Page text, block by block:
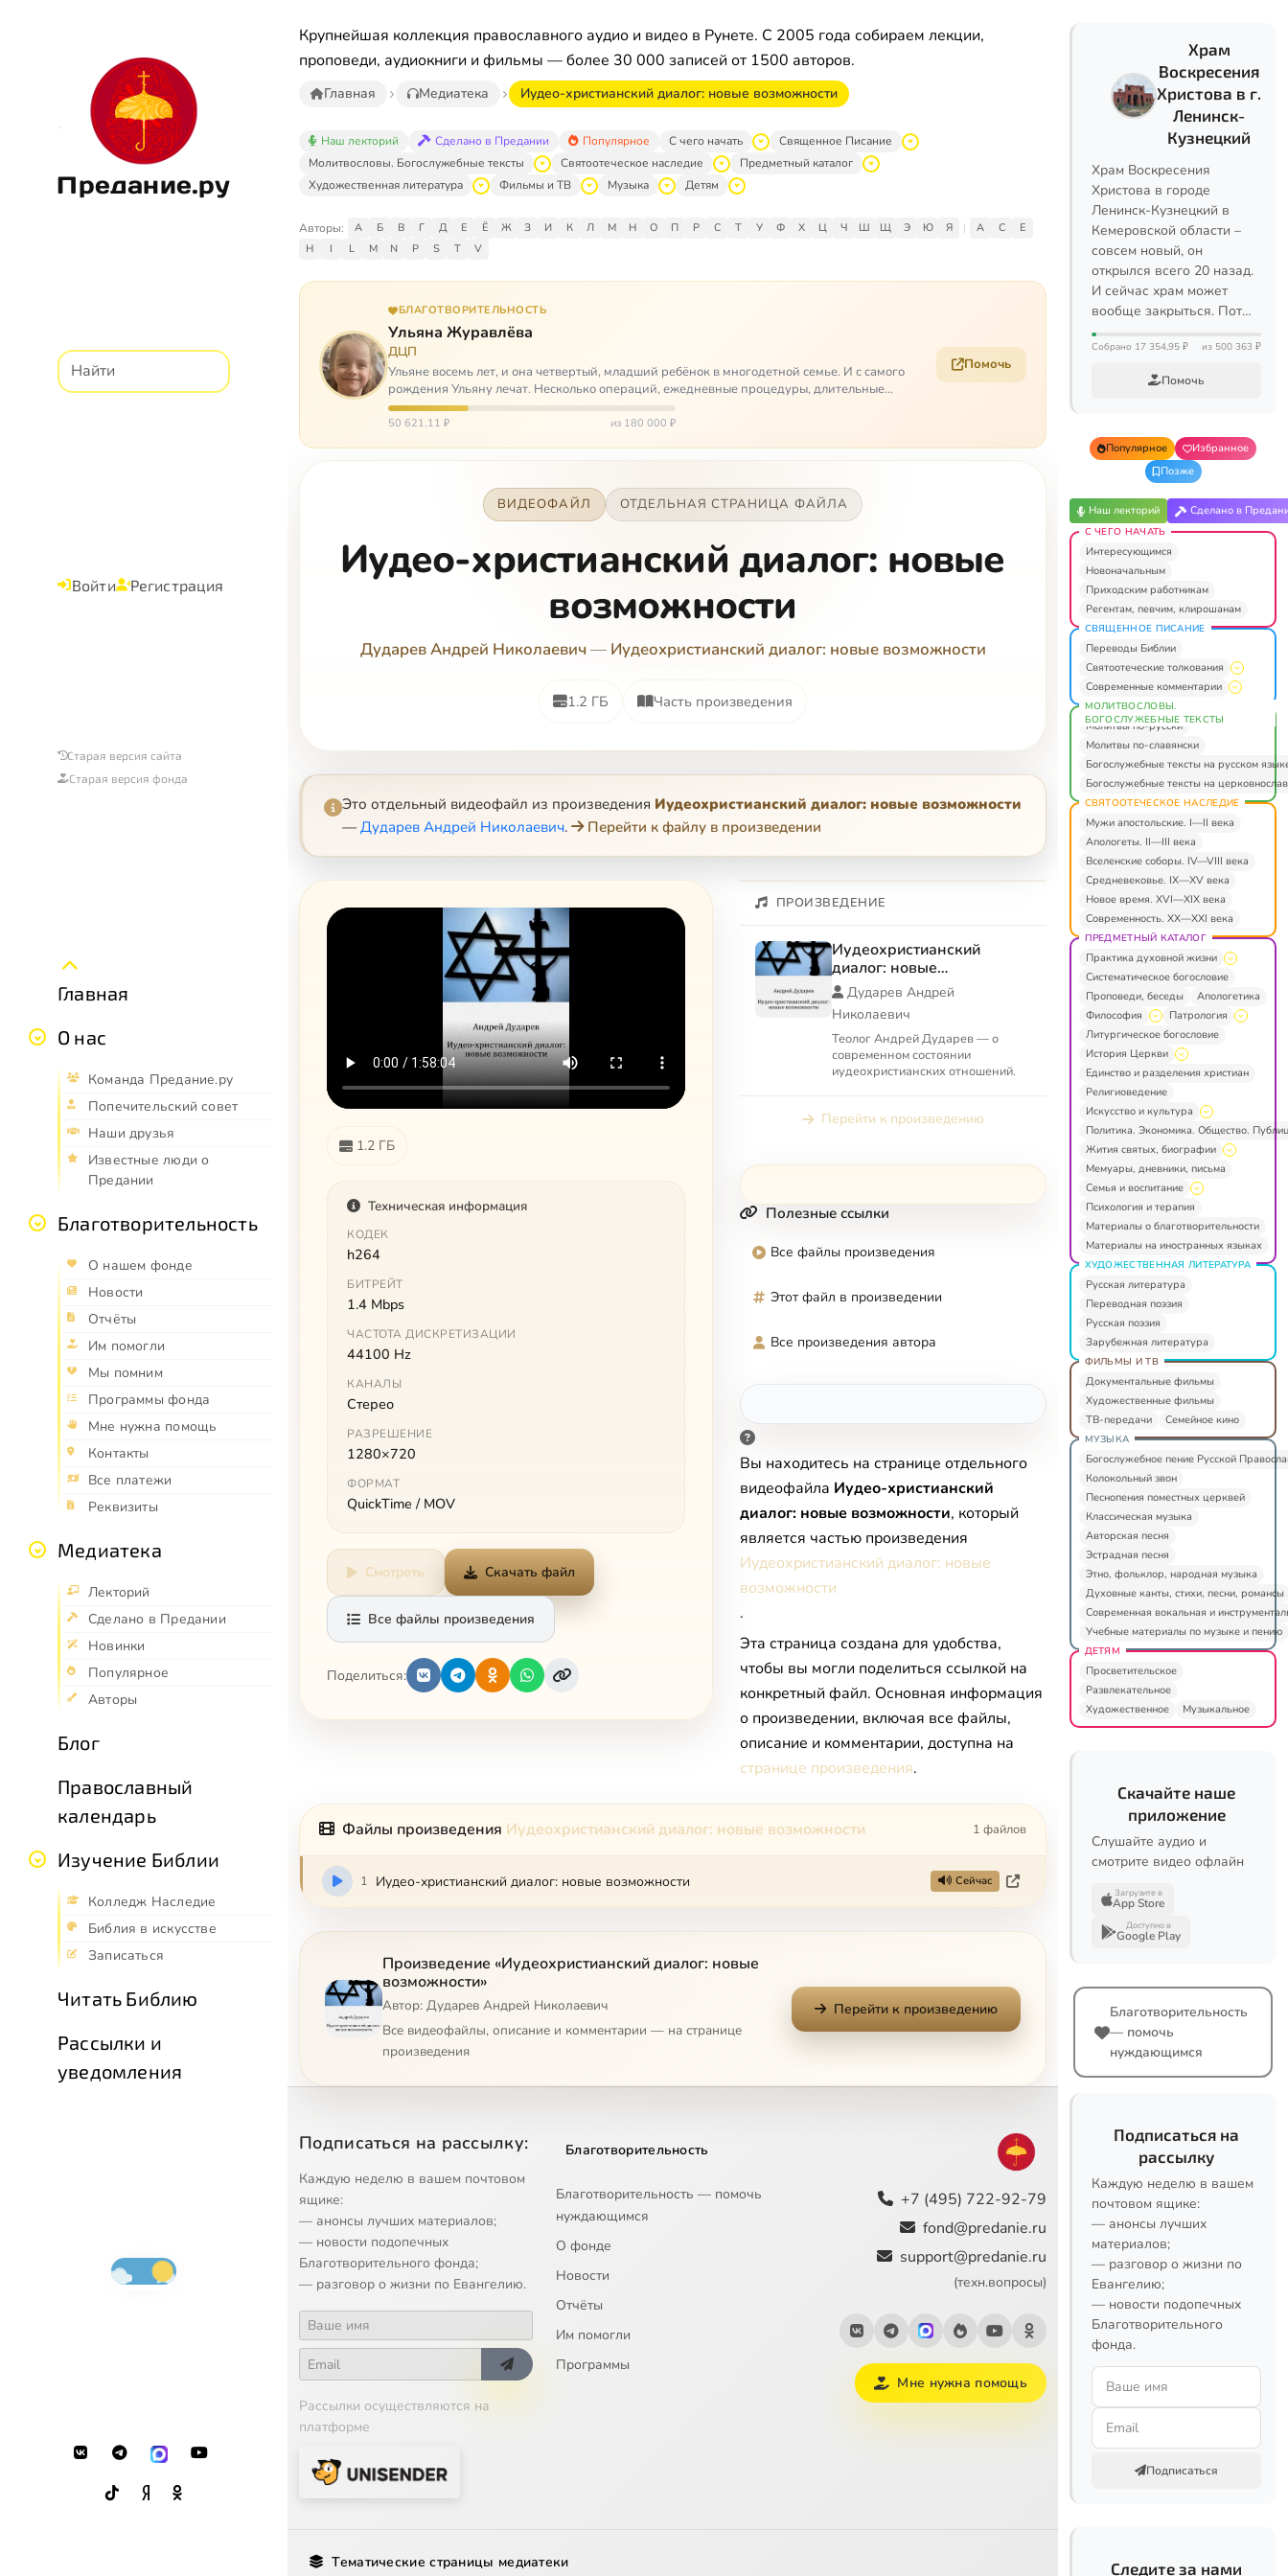
Предание.ру
Войти Регистрация
Старая версия сайта
Старая версия фонда
Главная
О нас
Команда Предание.ру
Попечительский совет
Наши друзья
Известные люди о
Предании
Благотворительность
О нашем фонде
Новости
Отчёты
Им помогли
Мы помним
Программы фонда
Мне нужна помощь
Контакты
Все платежи
Реквизиты
Медиатека
Лекторий
Сделано в Предании
Новинки
Популярное
Авторы
Блог
Православный
календарь
Изучение Библии
Колледж Наследие
Библия в искусстве
Записаться
Читать Библию
Рассылки и
уведомления
Крупнейшая коллекция православного аудио и видео в Рунете. С 2005 года собираем лекции,
проповеди, аудиокниги и фильмы — более 30 000 записей от 1500 авторов.
Главная Медиатека Иудео-христианский диалог: новые возможности
Наш лекторий Сделано в Предании Популярное С чего начать
Священное Писание
Молитвословы. Богослужебные тексты
Святоотеческое наследие
Предметный каталог
Художественная литература
Фильмы и ТВ Музыка Детям
Авторы: А Б В Г Д Е Ё Ж З И К Л М Н О П Р С Т У Ф Х Ц Ч Ш Щ Э Ю Я | A C
E
H
I L M N P S T V
БЛАГОТВОРИТЕЛЬНОСТЬ
Ульяна Журавлёва
ДЦП
Ульяне восемь лет, и она четвертый, младший ребёнок в многодетной семье. И с самого
рождения Ульяну лечат. Несколько операций, ежедневные процедуры, длительные
реабилитации и беско…
50 621,11 ₽ из 180 000 ₽
Помочь
ВИДЕОФАЙЛ ОТДЕЛЬНАЯ СТРАНИЦА ФАЙЛА
Иудео-христианский диалог: новые
возможности
Дударев Андрей Николаевич— Иудеохристианский диалог: новые возможности
1.2 ГБ Часть произведения
Это отдельный видеофайл из произведения Иудеохристианский диалог: новые возможности
— Дударев Андрей Николаевич. Перейти к файлу в произведении
1.2 ГБ
Техническая информация
КОДЕК
h264
БИТРЕЙТ
1.4 Mbps
ЧАСТОТА ДИСКРЕТИЗАЦИИ
44100 Hz
КАНАЛЫ
Стерео
РАЗРЕШЕНИЕ
1280×720
ФОРМАТ
QuickTime / MOV
Смотреть Скачать файл
Все файлы произведения
Поделиться:
ПРОИЗВЕДЕНИЕ
Иудеохристианский
диалог: новые
возможности
Дударев Андрей
Николаевич
Теолог Андрей Дударев — о
современном состоянии
иудеохристианских отношений.
Перейти к произведению
Полезные ссылки
Все файлы произведения
Этот файл в произведении
Все произведения автора
Вы находитесь на странице отдельного
видеофайла Иудео-христианский
диалог: новые возможности, который
является частью произведения
Иудеохристианский диалог: новые
возможности
.
Эта страница создана для удобства,
чтобы вы могли поделиться ссылкой на
конкретный файл. Основная информация
о произведении, включая все файлы,
описание и комментарии, доступна на
странице произведения.
Файлы произведения Иудеохристианский диалог: новые возможности 1 файлов
1 Иудео-христианский диалог: новые возможности Сейчас
Произведение «Иудеохристианский диалог: новые
возможности»
Автор: Дударев Андрей Николаевич
Все видеофайлы, описание и комментарии — на странице
произведения
Перейти к произведению
Подписаться на рассылку:
Каждую неделю в вашем почтовом
ящике:
— анонсы лучших материалов;
— новости подопечных
Благотворительного фонда;
— разговор о жизни по Евангелию.
Рассылки осуществляются на
платформе
Благотворительность
Благотворительность — помочь
нуждающимся
О фонде
Новости
Отчёты
Им помогли
Программы
+7 (495) 722-92-79
fond@predanie.ru
support@predanie.ru
(техн.вопросы)
Мне нужна помощь
Тематические страницы медиатеки
Храм
Воскресения
Христова в г.
Ленинск-
Кузнецкий
Храм Воскресения
Христова в городе
Ленинск-Кузнецкий в
Кемеровской области –
совсем новый, он
открылся всего 20 назад.
И сейчас храм может
вообще закрыться. Пот…
Собрано 17 354,95 ₽ из 500 363 ₽
Помочь
Популярное
Избранное
Позже
Наш лекторий Сделано в
С ЧЕГО НАЧАТЬ
Интересующимся
Новоначальным
Приходским работникам
Регентам, певчим, клирошанам
СВЯЩЕННОЕ ПИСАНИЕ
Переводы Библии
Святоотеческие толкования
Современные комментарии
МОЛИТВОСЛОВЫ.
БОГОСЛУЖЕБНЫЕ ТЕКСТЫ
Молитвы по-русски
Молитвы по-славянски
Богослужебные тексты на русском
Богослужебные тексты на
СВЯТООТЕЧЕСКОЕ НАСЛЕДИЕ
Мужи апостольские. I—II века
Апологеты. II—III века
Вселенские соборы. IV—VIII века
Средневековье. IX—XV века
Новое время. XVI—XIX века
Современность. XX—XXI века
ПРЕДМЕТНЫЙ КАТАЛОГ
Практика духовной жизни
Систематическое богословие
Проповеди, беседы
Апологетика
Философия
Патрология
Литургическое богословие
История Церкви
Единство и разделения христиан
Религиоведение
Искусство и культура
Политика. Экономика. Общество.
Жития святых, биографии
Мемуары, дневники, письма
Семья и воспитание
Психология и терапия
Материалы о благотворительности
Материалы на иностранных языках
ХУДОЖЕСТВЕННАЯ ЛИТЕРАТУРА
Русская литература
Переводная поэзия
Русская поэзия
Зарубежная литература
ФИЛЬМЫ И ТВ
Документальные фильмы
Художественные фильмы
ТВ-передачи
Семейное кино
МУЗЫКА
Богослужебное пение Русской
Колокольный звон
Песнопения поместных церквей
Классическая музыка
Авторская песня
Эстрадная песня
Этно, фольклор, народная музыка
Духовные канты, стихи, песни, романсы
Современная вокальная и
Учебные материалы по музыке и пению
ДЕТЯМ
Просветительское
Развлекательное
Художественное
Музыкальное
Скачайте наше
приложение
Слушайте аудио и
смотрите видео офлайн
Загрузите в
App Store
Доступно в
Google Play
Благотворительность
— помочь
нуждающимся
Подписаться на
рассылку
Каждую неделю в вашем
почтовом ящике:
— анонсы лучших
материалов;
— разговор о жизни по
Евангелию;
— новости подопечных
Благотворительного
фонда.
Подписаться
Следите за нами